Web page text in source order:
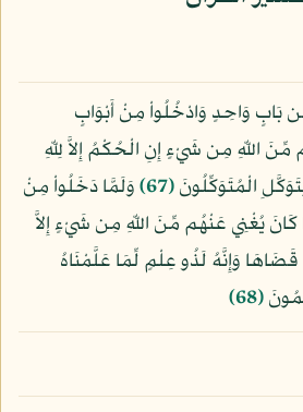
بَابٍ وَاحِدٍ وَادْخُلُواْ مِنْ أَبْوَابٍ
اللّهِ مِن شَيْءٍ إِنِ الْحُكْمُ إِلاَّ لِلّهِ
الْمُتَوَكِّلُونَ﴿67﴾
وَلَمَّا دَخَلُواْ مِنْ
يُغْنِي عَنْهُم مِّنَ اللّهِ مِن شَيْءٍ إِلاَّ
وَإِنَّهُ لَذُو عِلْمٍ لِّمَا عَلَّمْنَاهُ
﴿68﴾